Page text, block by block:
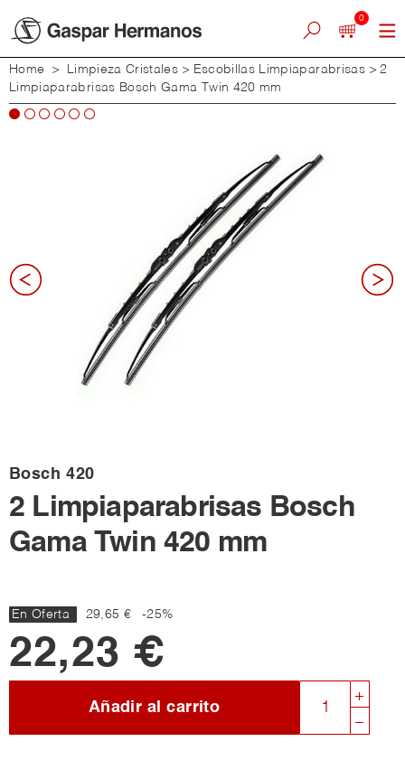
0
Home > Limpieza Cristales > Escobillas Limpiaparabrisas > 2
Limpiaparabrisas Bosch Gama Twin 420 mm
Bosch 420
2 Limpiaparabrisas Bosch
Gama Twin 420 mm
En Oferta 29,65 € -25%
22,23 €
Añadir al carrito